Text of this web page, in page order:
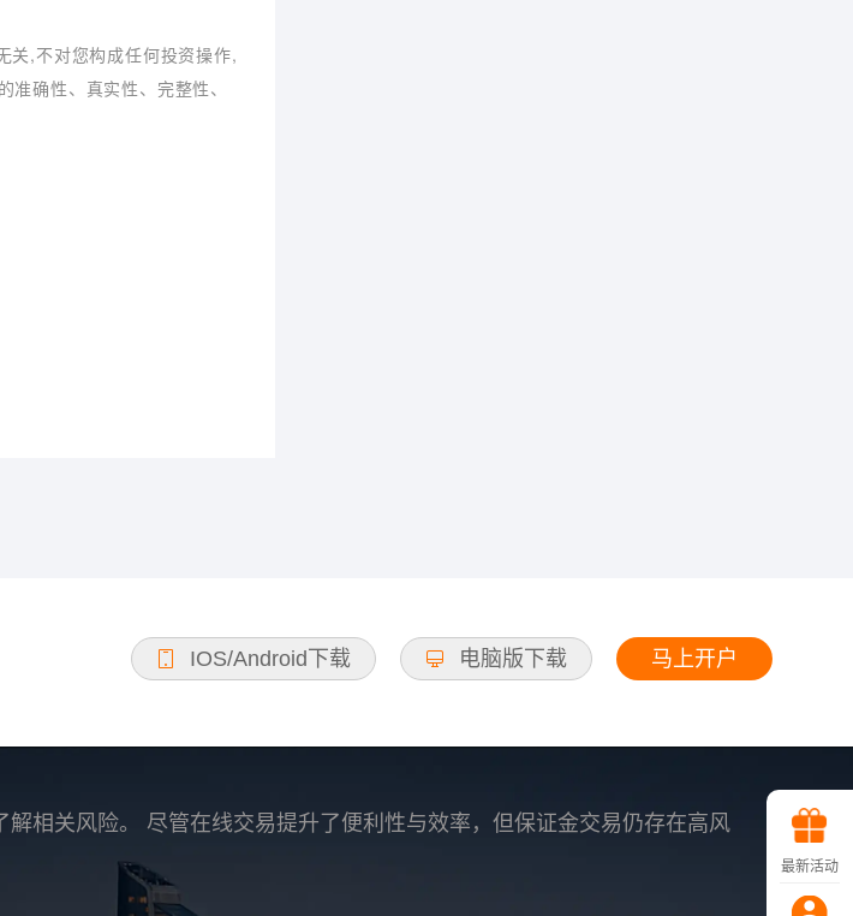
关,不对您构成任何投资操作,
确性、真实性、完整性、
IOS/Android下载 电脑版下载 马上开户
相关风险。 尽管在线交易提升了便利性与效率，但保证金交易仍存在高风
最新活动